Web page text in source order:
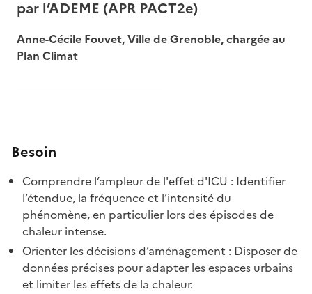
par l’ADEME (APR PACT2e)
Anne-Cécile Fouvet, Ville de Grenoble, chargée au
Plan Climat
Besoin
Comprendre l’ampleur de l'effet d'ICU : Identifier
l’étendue, la fréquence et l’intensité du
phénomène, en particulier lors des épisodes de
chaleur intense.
Orienter les décisions d’aménagement : Disposer de
données précises pour adapter les espaces urbains
et limiter les effets de la chaleur.